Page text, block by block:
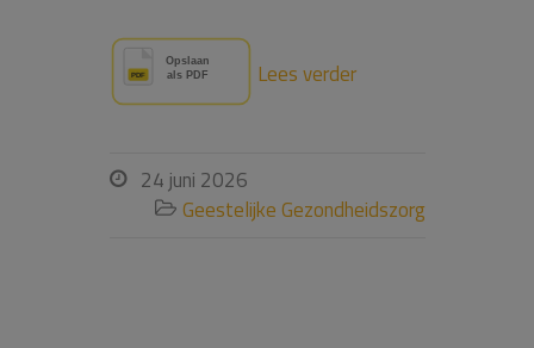
Lees verder
 24 juni 2026
 Geestelijke Gezondheidszorg